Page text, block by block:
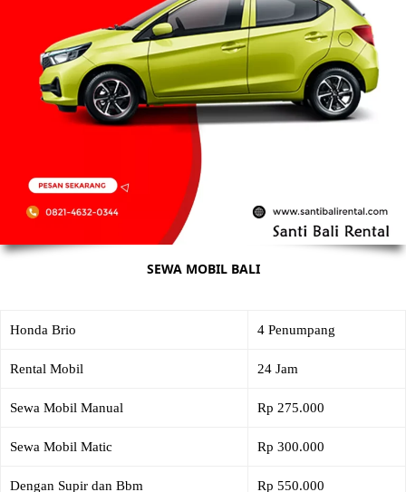
SEWA MOBIL BALI
Honda Brio 4 Penumpang
Rental Mobil 24 Jam
Sewa Mobil Manual Rp 275.000
Sewa Mobil Matic Rp 300.000
Dengan Supir dan Bbm Rp 550.000